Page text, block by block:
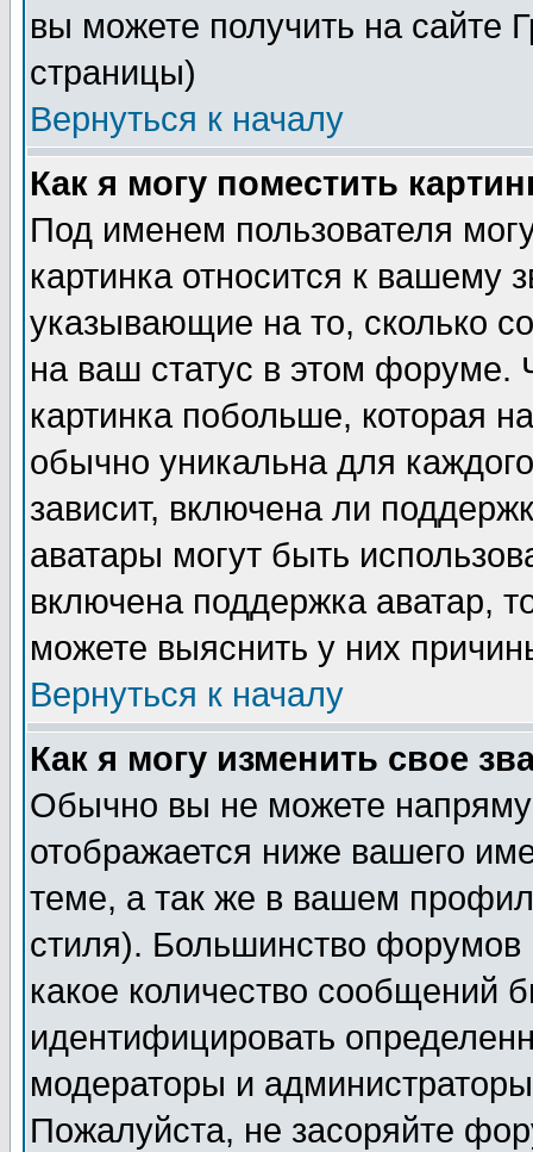
вы можете получить на сайте
страницы)
Вернуться к началу
Как я могу поместить
Под именем пользователя
картинка относится к вашему
указывающие на то, сколько
на ваш статус в этом форуме.
картинка побольше, которая
обычно уникальна для
зависит, включена ли
аватары могут быть
включена поддержка аватар,
можете выяснить у них
Вернуться к началу
Как я могу изменить свое
Обычно вы не можете
отображается ниже вашего
теме, а так же в вашем
стиля). Большинство форумов
какое количество сообщений
идентифицировать
модераторы и
Пожалуйста, не засоряйте